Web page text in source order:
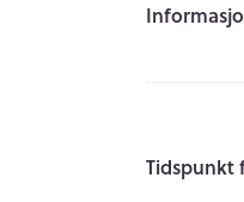
Tidspunkt